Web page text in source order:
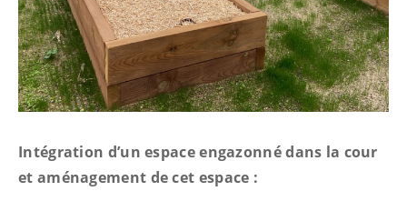
Intégration d’un espace engazonné dans la cour
et aménagement de cet espace :